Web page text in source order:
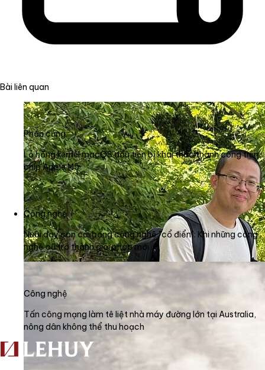
Bài liên quan
Phần cứng
Lỗ hổng kernel macOS đầu tiên bị khai thác thành công trên
chip Apple M5
Công nghệ
Nuôi dạy con cái bằng công nghệ "cổ điển": Khi những công
nghệ cũ trở thành giải pháp mới
Công nghệ
Tấn công mạng làm tê liệt nhà máy đường lớn tại Australia,
nông dân không thể thu hoạch